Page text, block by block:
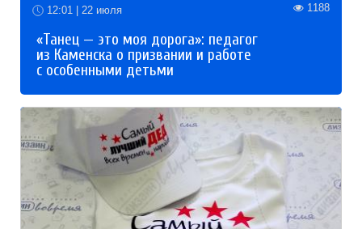
12:01 | 22 июля 1188
«Танец — это моя дорога»: педагог
из Каменска о призвании и работе
с особенными детьми